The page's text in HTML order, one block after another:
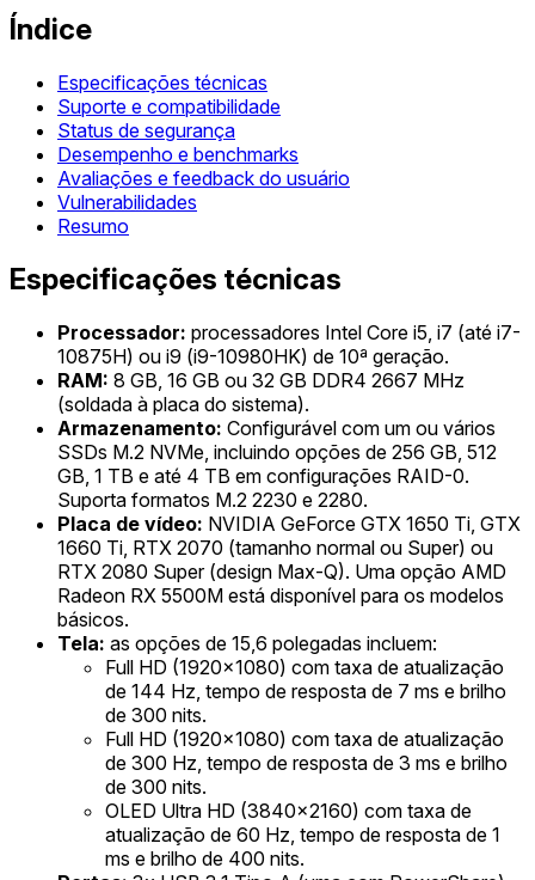
Índice
Especificações técnicas
Suporte e compatibilidade
Status de segurança
Desempenho e benchmarks
Avaliações e feedback do usuário
Vulnerabilidades
Resumo
Especificações técnicas
Processador: processadores Intel Core i5, i7 (até i7-
10875H) ou i9 (i9-10980HK) de 10ª geração.
RAM: 8 GB, 16 GB ou 32 GB DDR4 2667 MHz
(soldada à placa do sistema).
Armazenamento: Configurável com um ou vários
SSDs M.2 NVMe, incluindo opções de 256 GB, 512
GB, 1 TB e até 4 TB em configurações RAID-0.
Suporta formatos M.2 2230 e 2280.
Placa de vídeo: NVIDIA GeForce GTX 1650 Ti, GTX
1660 Ti, RTX 2070 (tamanho normal ou Super) ou
RTX 2080 Super (design Max-Q). Uma opção AMD
Radeon RX 5500M está disponível para os modelos
básicos.
Tela: as opções de 15,6 polegadas incluem:
Full HD (1920x1080) com taxa de atualização
de 144 Hz, tempo de resposta de 7 ms e brilho
de 300 nits.
Full HD (1920x1080) com taxa de atualização
de 300 Hz, tempo de resposta de 3 ms e brilho
de 300 nits.
OLED Ultra HD (3840x2160) com taxa de
atualização de 60 Hz, tempo de resposta de 1
ms e brilho de 400 nits.